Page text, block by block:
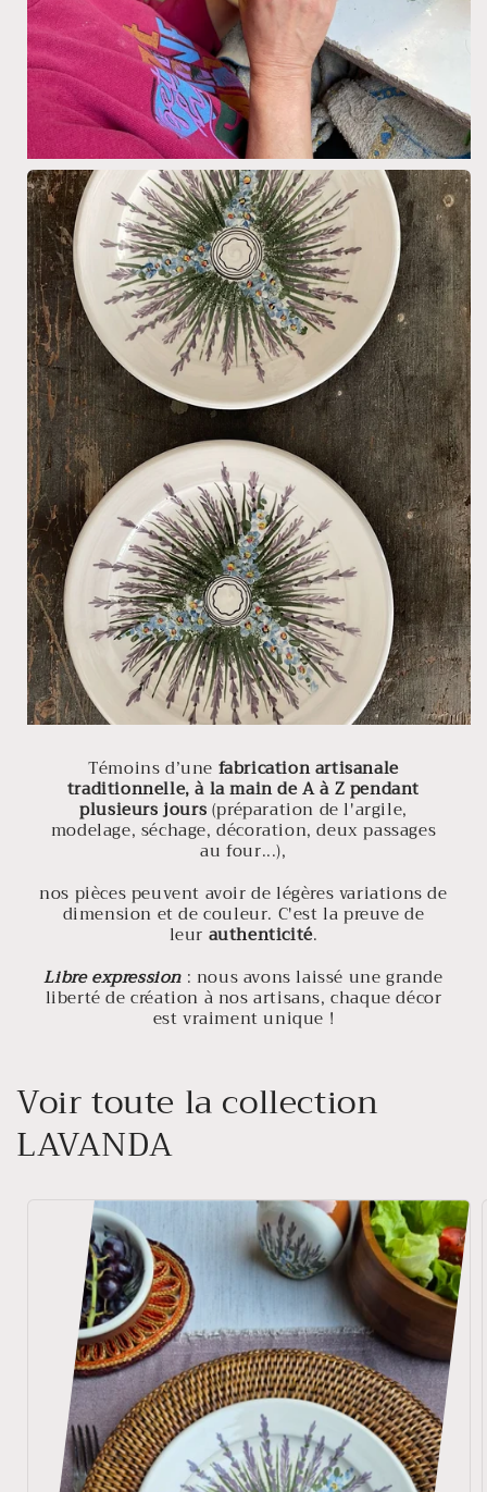
Témoins d’une fabrication artisanale
traditionnelle, à la main de A à Z pendant
plusieurs jours(préparation de l'argile,
modelage, séchage, décoration, deux passages
au four...),
nos pièces peuvent avoir de légères variations de
dimension et de couleur. C'est la preuve de
leur authenticité.
Libre expression : nous avons laissé une grande
liberté de création à nos artisans, chaque décor
est vraiment unique !
Voir toute la collection
LAVANDA